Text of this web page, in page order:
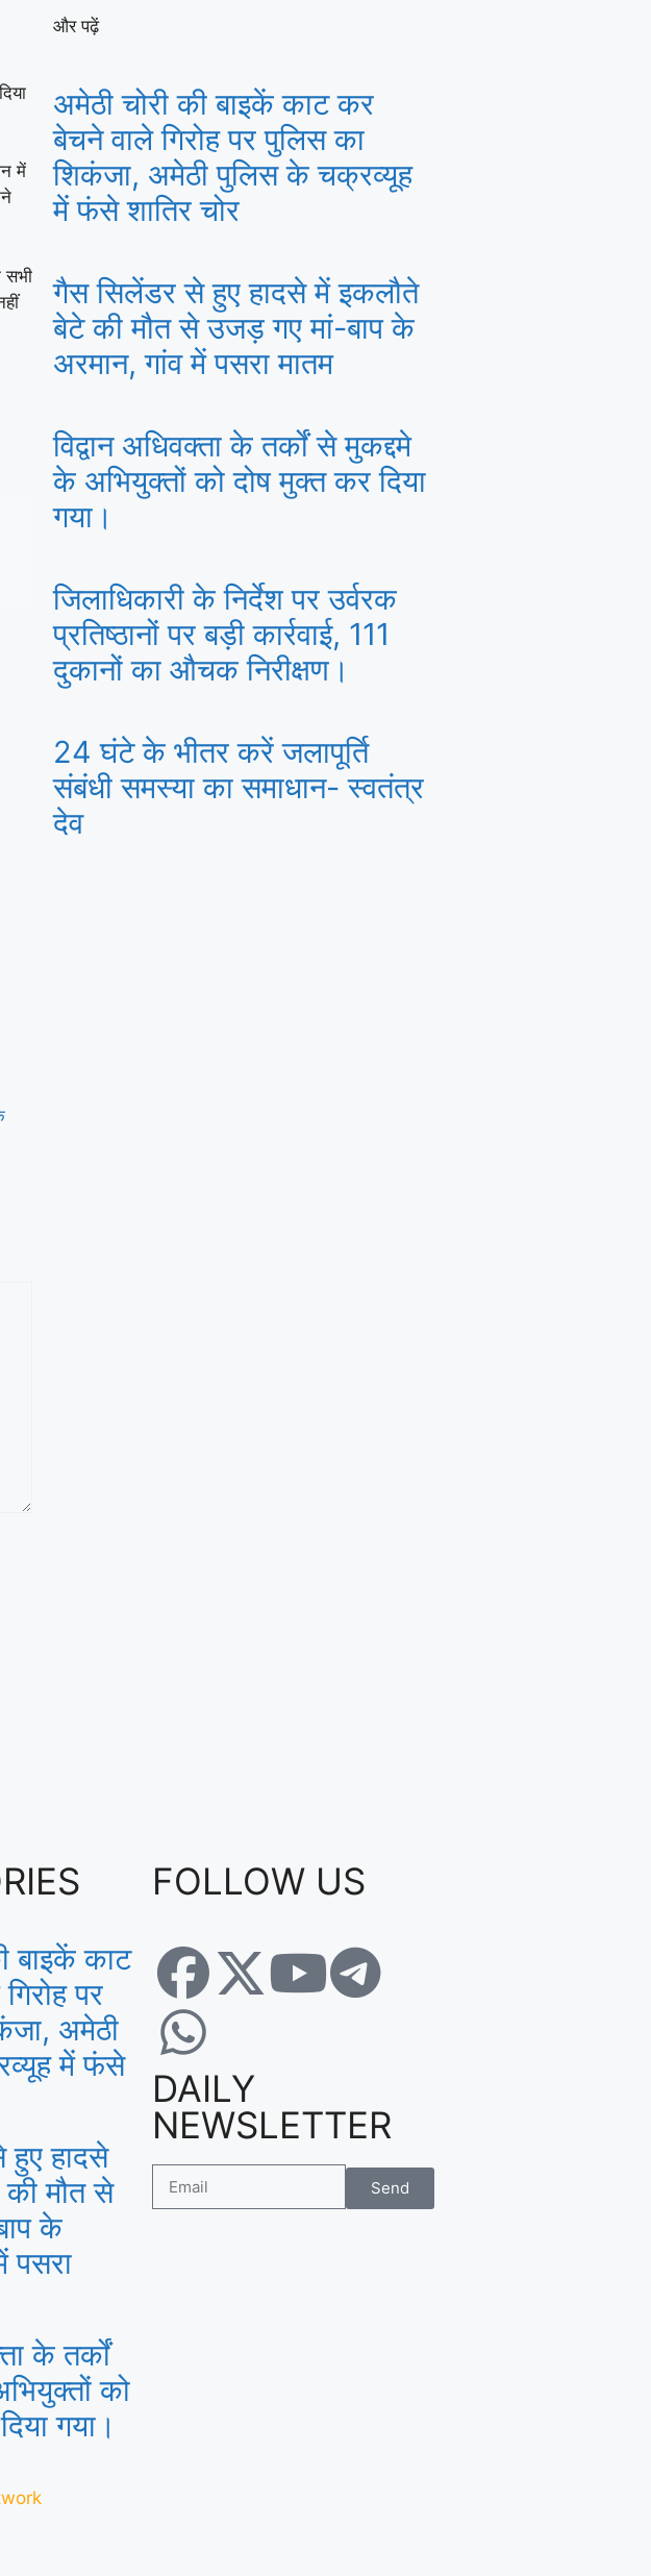
में
सभी
और पढ़ें
अमेठी चोरी की बाइकें काट कर
बेचने वाले गिरोह पर पुलिस का
शिकंजा, अमेठी पुलिस के चक्रव्यूह
में फंसे शातिर चोर
गैस सिलेंडर से हुए हादसे में इकलौते
बेटे की मौत से उजड़ गए मां-बाप के
अरमान, गांव में पसरा मातम
विद्वान अधिवक्ता के तर्कों से मुकद्दमे
के अभियुक्तों को दोष मुक्त कर दिया
गया।
जिलाधिकारी के निर्देश पर उर्वरक
प्रतिष्ठानों पर बड़ी कार्रवाई, 111
दुकानों का औचक निरीक्षण।
24 घंटे के भीतर करें जलापूर्ति
संबंधी समस्या का समाधान- स्वतंत्र
देव
बाइकें काट
पर
अमेठी
में फंसे
हादसे
मौत से
के
पसरा
के तर्कों
को
गया।
FOLLOW US
DAILY
NEWSLETTER
Send